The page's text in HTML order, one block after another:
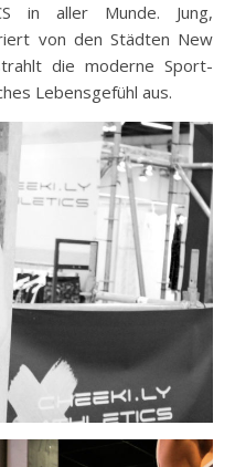
in aller Munde. Jung,
von den Städten New
die moderne Sport-
Lebensgefühl aus.